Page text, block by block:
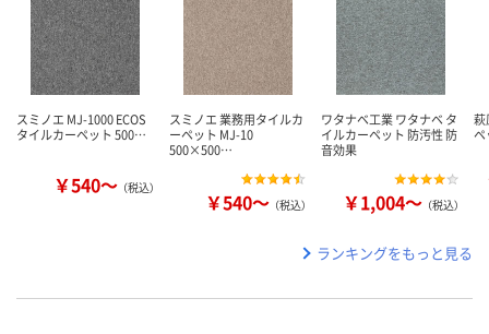
スミノエ MJ-1000 ECOS
タイルカーペット 500…
￥540～ （税込）
スミノエ 業務用タイルカ
ーペット MJ-10
500×500…
￥540～ （税込）
ワタナベ工業 ワタナベ タ
イルカーペット 防汚性 防
音効果
￥1,004～ （税込）
萩
ペ
ランキングをもっと見る